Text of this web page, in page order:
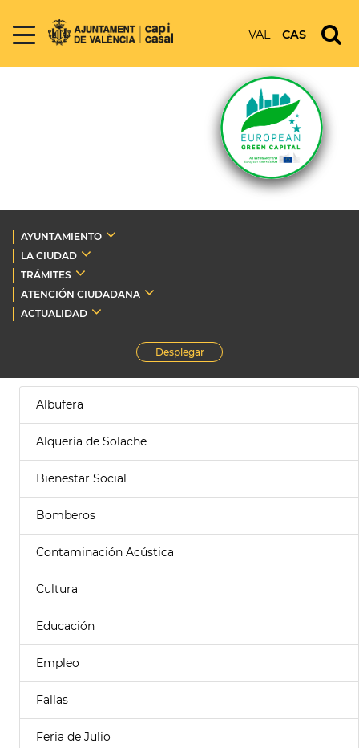
VAL CAS
AYUNTAMIENTO
LA CIUDAD
TRÁMITES
ATENCIÓN CIUDADANA
ACTUALIDAD
Desplegar
Albufera
Alquería de Solache
Bienestar Social
Bomberos
Contaminación Acústica
Cultura
Educación
Empleo
Fallas
Feria de Julio